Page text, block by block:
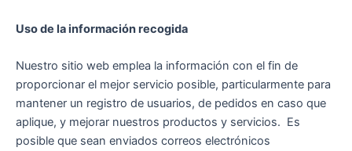
Uso de la información recogida
Nuestro sitio web emplea la información con el fin de
proporcionar el mejor servicio posible, particularmente para
mantener un registro de usuarios, de pedidos en caso que
aplique, y mejorar nuestros productos y servicios. Es
posible que sean enviados correos electrónicos